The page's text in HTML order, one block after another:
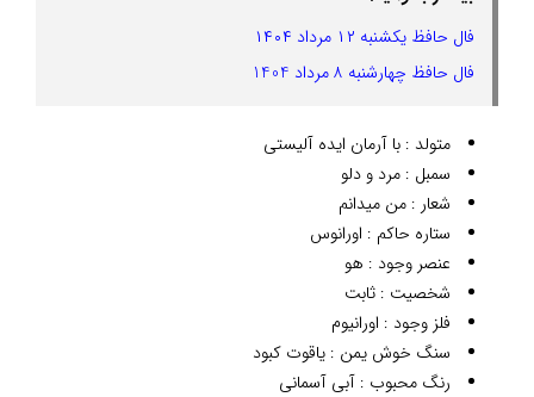
فال حافظ یکشنبه ۱۲ مرداد ۱۴۰۴
فال حافظ چهارشنبه ۸ مرداد 1404
متولد : با آرمان ایده آلیستی
سمبل : مرد و دلو
شعار : من میدانم
ستاره حاکم : اورانوس
عنصر وجود : هو
شخصیت : ثابت
فلز وجود : اورانیوم
سنگ خوش یمن : یاقوت کبود
رنگ محبوب : آبی آسمانی